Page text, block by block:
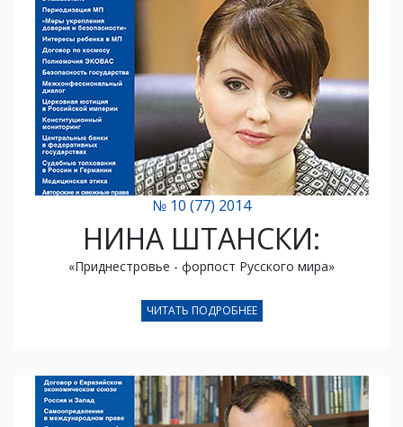
№ 10 (77) 2014
НИНА ШТАНСКИ:
«Приднестровье - форпост Русского мира»
ЧИТАТЬ ПОДРОБНЕЕ